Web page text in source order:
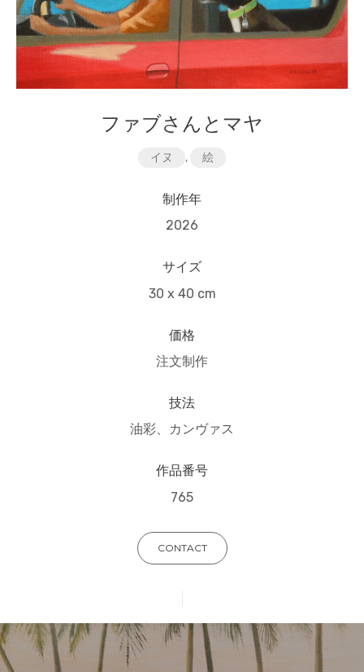
ファブさんとマヤ
イヌ , 絵
制作年
2026
サイズ
30 x 40 cm
価格
注文制作
技法
油彩、カンヴァス
作品番号
765
CONTACT